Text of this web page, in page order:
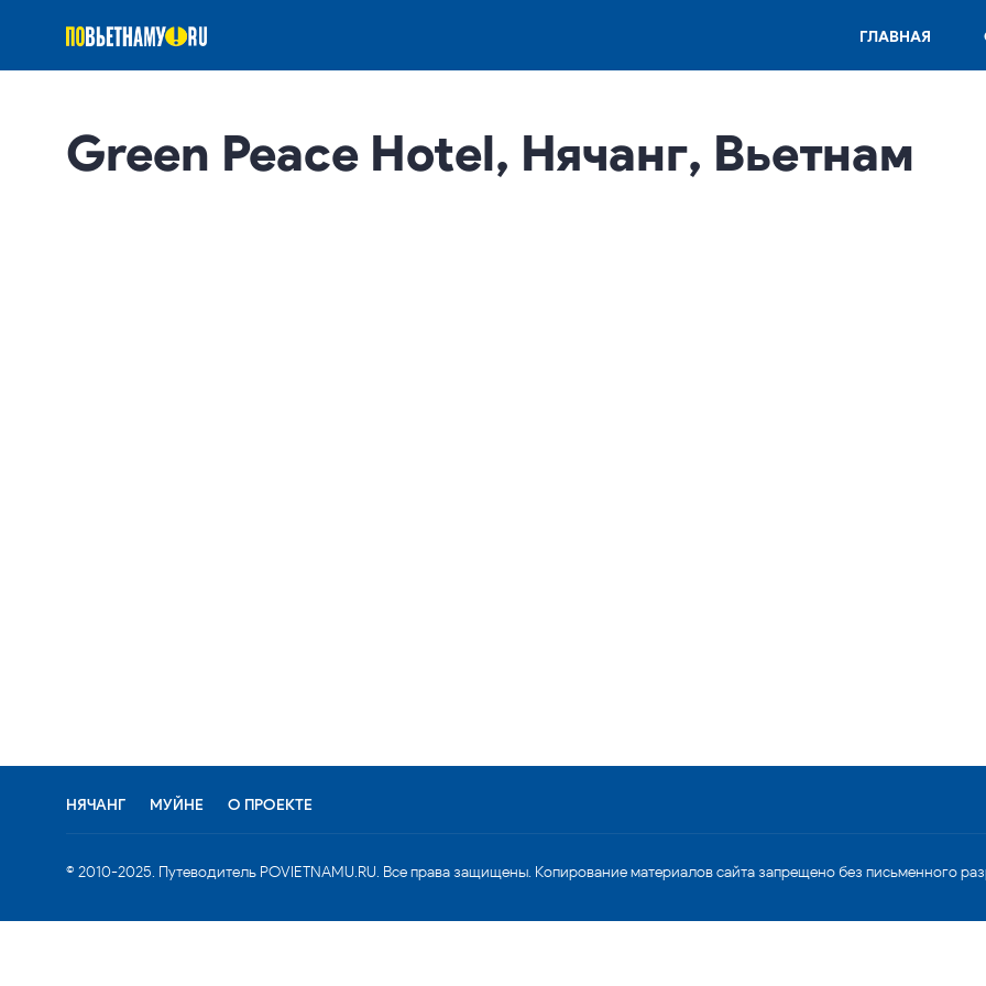
ГЛАВНАЯ
Green Peace Hotel, Нячанг, Вьетнам
НЯЧАНГ МУЙНЕ О ПРОЕКТЕ
© 2010-2025. Путеводитель POVIETNAMU.RU. Все права защищены. Копирование материалов сайта запрещено без письменного